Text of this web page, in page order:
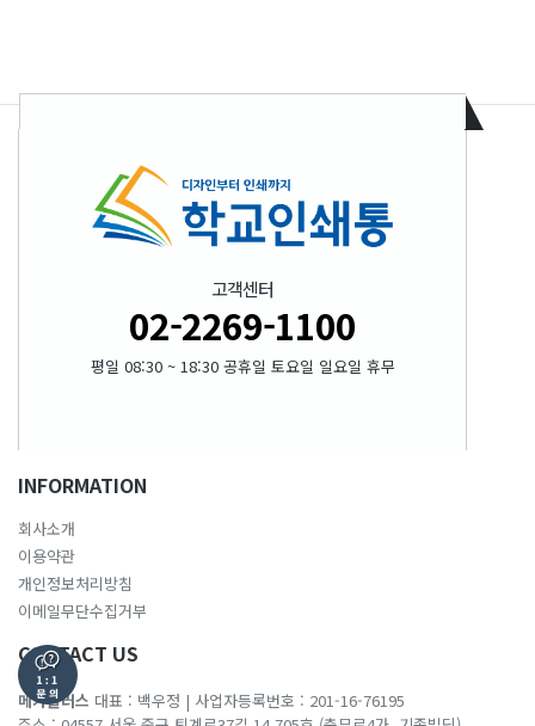
고객센터
02-2269-1100
평일 08:30 ~ 18:30 공휴일 토요일 일요일 휴무
INFORMATION
회사소개
이용약관
개인정보처리방침
이메일무단수집거부
CONTACT US
메가플러스 대표 : 백우정 | 사업자등록번호 : 201-16-76195